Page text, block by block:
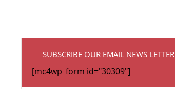
SUBSCRIBE OUR EMAIL NEWS LETTER
[mc4wp_form id="30309"]